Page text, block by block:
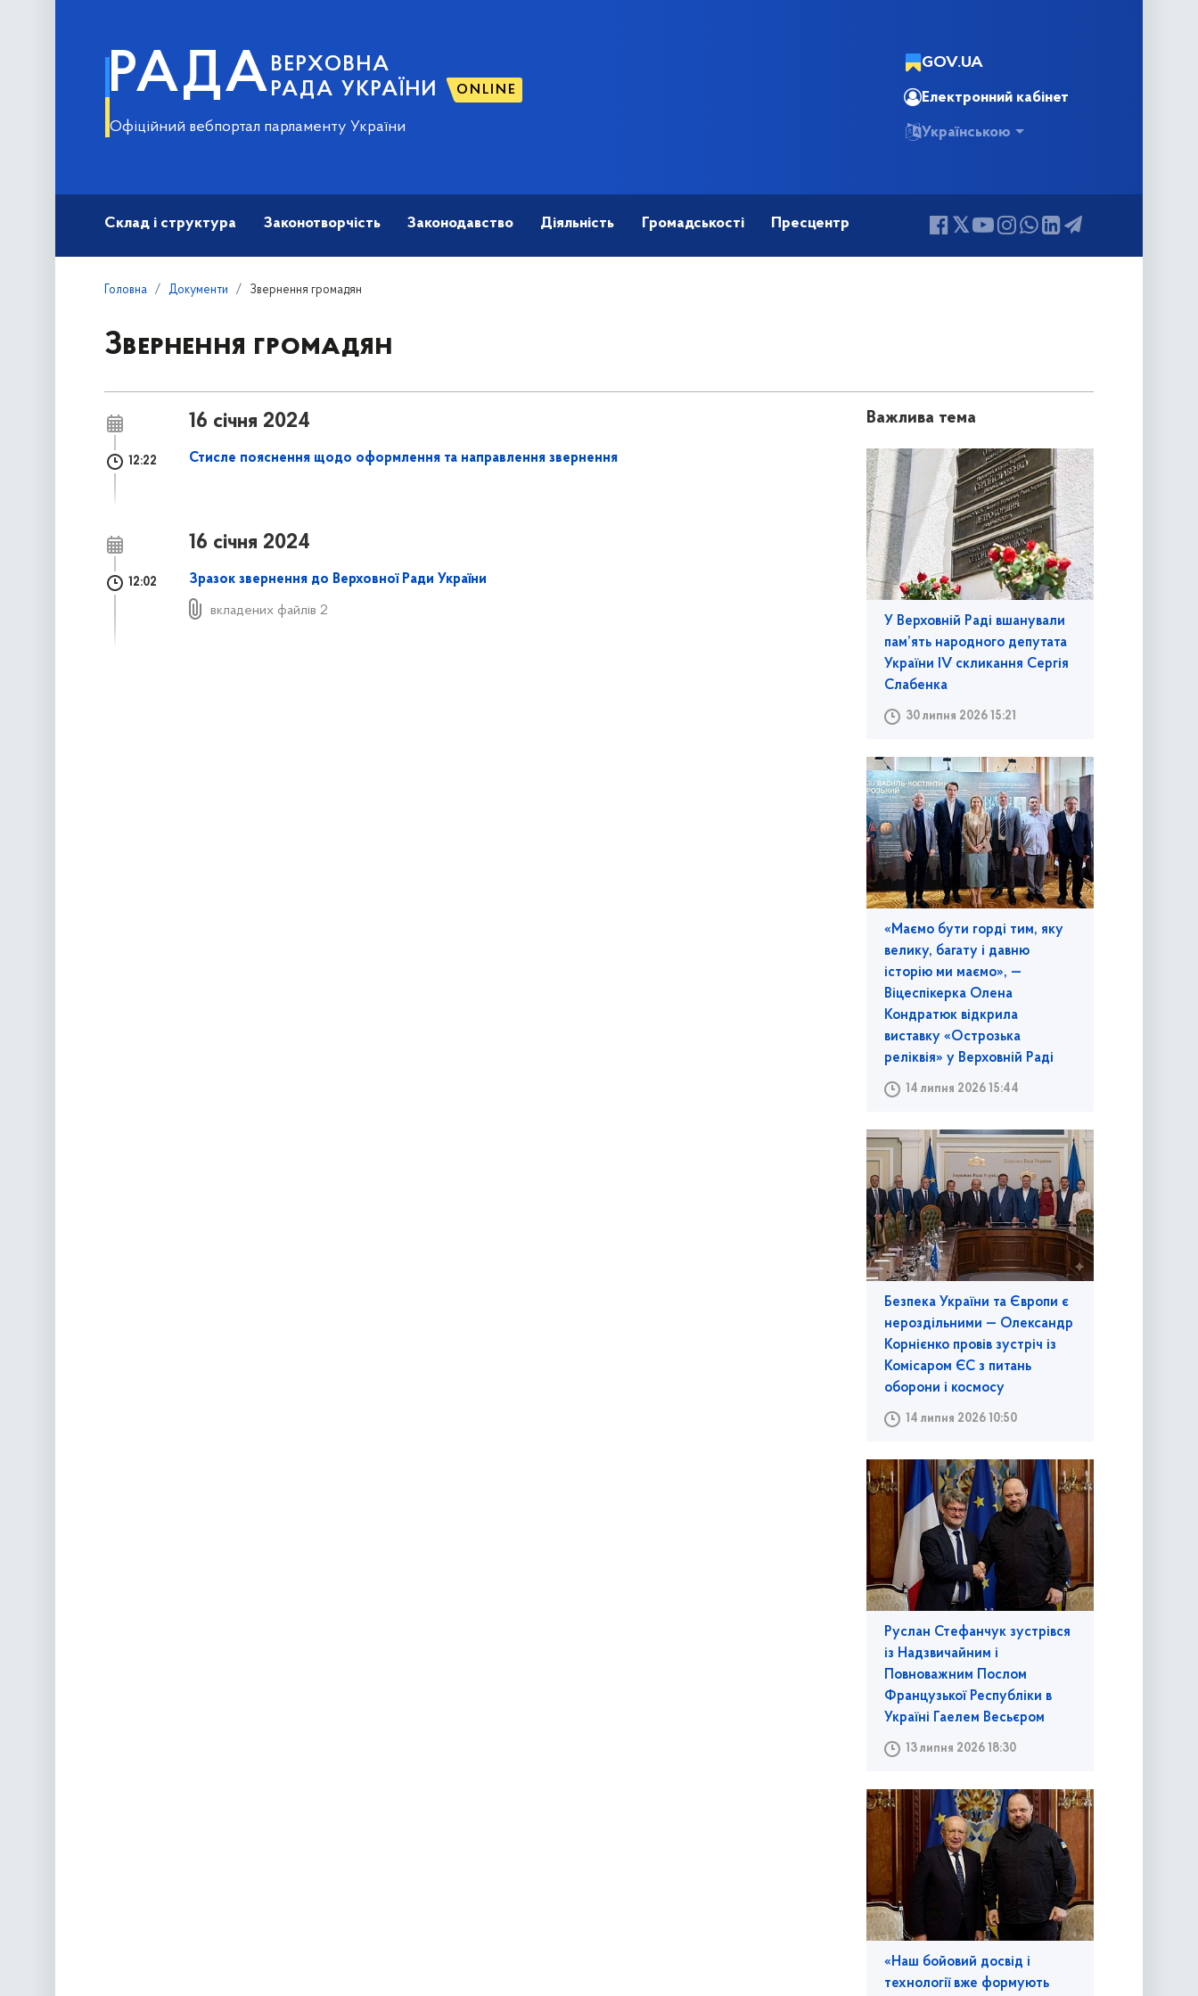
РАДА ВЕРХОВНА
РАДА УКРАЇНИ
ONLINE
Офіційний вебпортал парламенту України
GOV.UA
Електронний кабінет
Українською
Склад і структура Законотворчість Законодавство Діяльність Громадськості Пресцентр
Головна Документи Звернення громадян
Звернення громадян
16 січня 2024
12:22 Стисле пояснення щодо оформлення та направлення звернення
16 січня 2024
12:02 Зразок звернення до Верховної Ради України
вкладених файлів 2
Важлива тема
У Верховній Раді вшанували
пам’ять народного депутата
України IV скликання Сергія
Слабенка
30 липня 2026 15:21
«Маємо бути горді тим, яку
велику, багату і давню
історію ми маємо», —
Віцеспікерка Олена
Кондратюк відкрила
виставку «Острозька
реліквія» у Верховній Раді
14 липня 2026 15:44
Безпека України та Європи є
нероздільними — Олександр
Корнієнко провів зустріч із
Комісаром ЄС з питань
оборони і космосу
14 липня 2026 10:50
Руслан Стефанчук зустрівся
із Надзвичайним і
Повноважним Послом
Французької Республіки в
Україні Гаелем Весьєром
13 липня 2026 18:30
«Наш бойовий досвід і
технології вже формують